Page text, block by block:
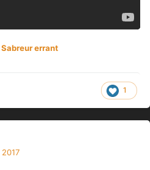
errant
1